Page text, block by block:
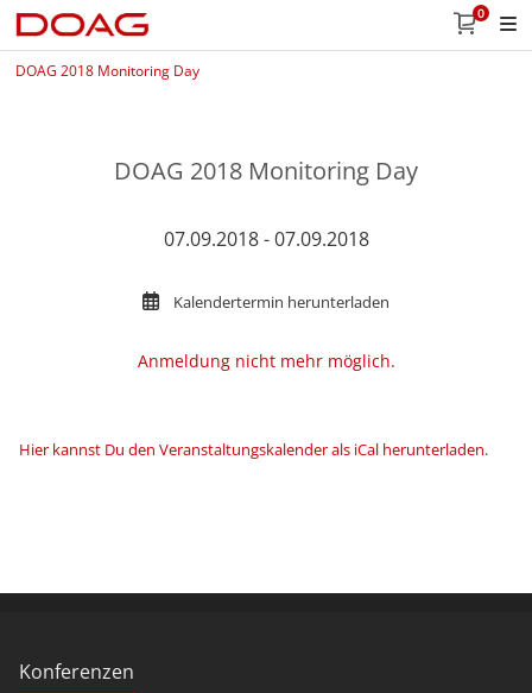
0
DOAG 2018 Monitoring Day
DOAG 2018 Monitoring Day
07.09.2018 - 07.09.2018
Kalendertermin herunterladen
Anmeldung nicht mehr möglich.
Hier kannst Du den Veranstaltungskalender als iCal herunterladen.
Konferenzen